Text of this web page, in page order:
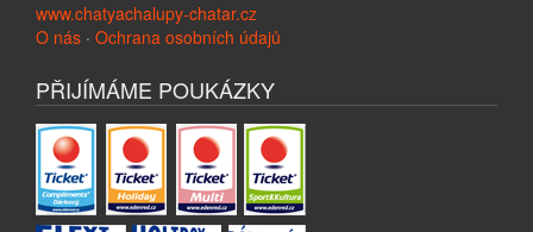
www.chatyachalupy-chatar.cz
O nás · Ochrana osobních údajů
PŘIJÍMÁME POUKÁZKY